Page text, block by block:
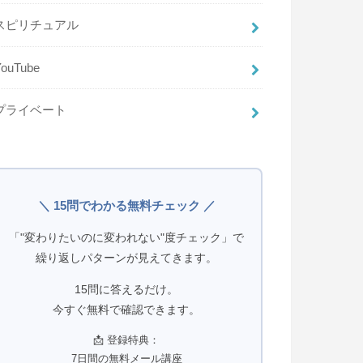
ピリチュアル
ライベート
＼ 15問でわかる無料チェック ／
「"変わりたいのに変われない"度チェック」で
繰り返しパターンが見えてきます。
15問に答えるだけ。
今すぐ無料で確認できます。
📩 登録特典：
7日間の無料メール講座